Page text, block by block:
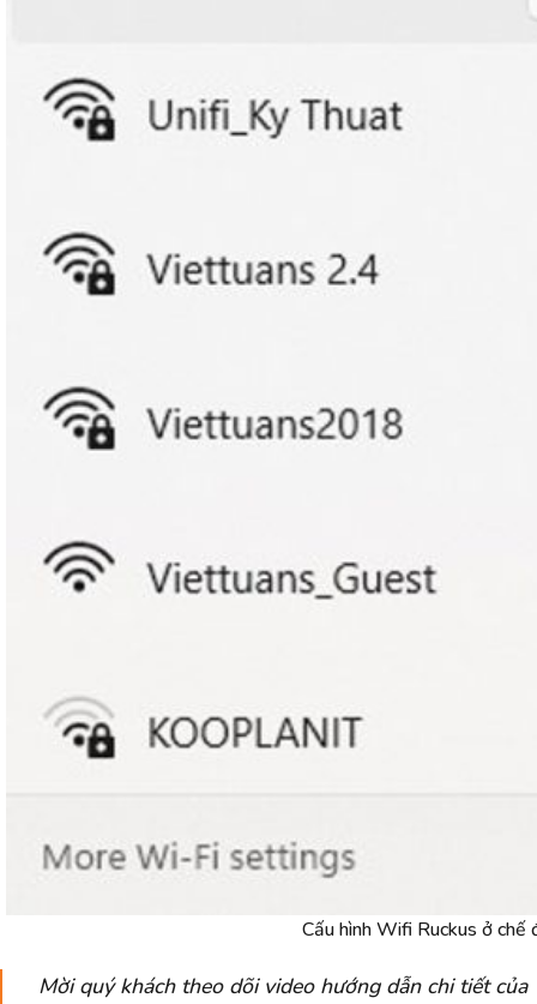
Cấu hình Wifi Ruckus ở chế
Mời quý khách theo dõi video hướng dẫn chi tiết của